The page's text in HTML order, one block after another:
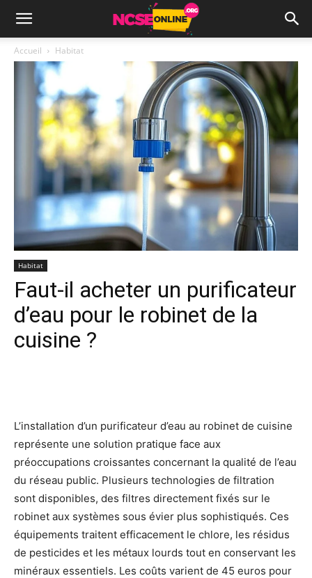
Accueil Habitat
Habitat
Faut-il acheter un purificateur
d’eau pour le robinet de la
cuisine ?
L’installation d’un purificateur d’eau au robinet de cuisine
représente une solution pratique face aux
préoccupations croissantes concernant la qualité de l’eau
du réseau public. Plusieurs technologies de filtration
sont disponibles, des filtres directement fixés sur le
robinet aux systèmes sous évier plus sophistiqués. Ces
équipements traitent efficacement le chlore, les résidus
de pesticides et les métaux lourds tout en conservant les
minéraux essentiels. Les coûts varient de 45 euros pour